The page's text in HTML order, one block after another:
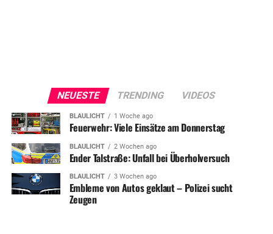
NEUESTE TRENDING VIDEOS
BLAULICHT 1 Woche ago
Feuerwehr: Viele Einsätze am Donnerstag
BLAULICHT 2 Wochen ago
Ender Talstraße: Unfall bei Überholversuch
BLAULICHT 3 Wochen ago
Embleme von Autos geklaut – Polizei sucht
Zeugen